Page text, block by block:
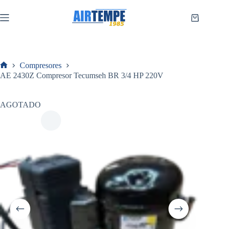
al
contenido
Carro
Inicio
Compresores
AE 2430Z Compresor Tecumseh BR 3/4 HP 220V
AGOTADO